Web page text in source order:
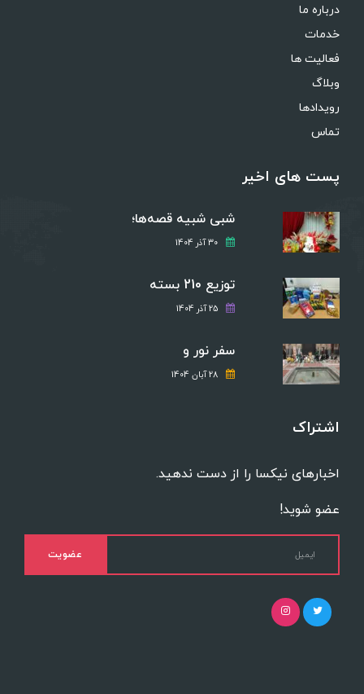
درباره ما
خدمات
فعالیت ها
وبلاگ
رویدادها
تماس
پست های اخیر
شبی شبیه قصه‌ها؛
30 آذر 1404
توزیع 210 بسته
25 آذر 1404
سفر نور و
28 آبان 1404
اشتراک
اخبارهای نیکسا را از دست ندهید.
عضو شوید!
عضویت